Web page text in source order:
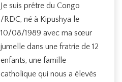
Je suis prêtre du Congo
/RDC, né à Kipushya le
10/08/1989 avec ma sœur
jumelle dans une fratrie de 12
enfants, une famille
catholique qui nous a élevés